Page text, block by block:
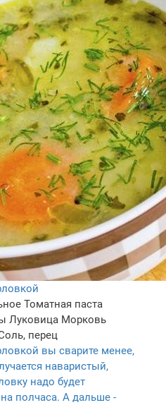
Томатная паста
Луковица Морковь
перец
вы сварите менее,
наваристый,
надо будет
полчаса. А дальше -